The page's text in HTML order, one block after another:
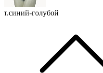
т.синий-голубой